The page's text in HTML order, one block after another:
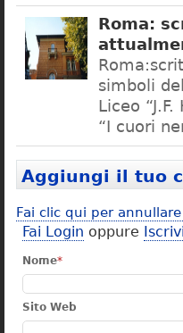
Roma:
simboli
Liceo
“I cuori
Aggiungi il tuo
Fai clic qui per
Fai Login oppure
Nome*
Sito Web